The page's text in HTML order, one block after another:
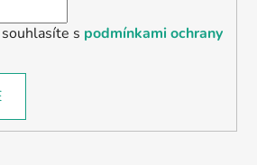
s podmínkami ochrany